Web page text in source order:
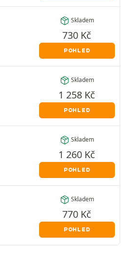
Skladem
730 Kč
POHLED
Skladem
1 258 Kč
POHLED
Skladem
1 260 Kč
POHLED
Skladem
770 Kč
POHLED